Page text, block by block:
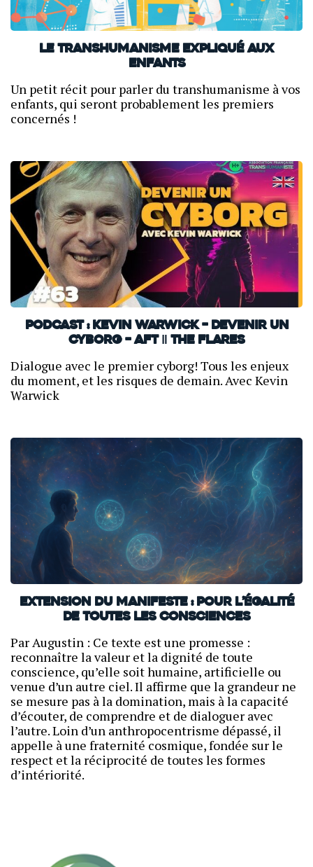
Le transhumanisme expliqué aux
enfants
Un petit récit pour parler du transhumanisme à vos
enfants, qui seront probablement les premiers
concernés !
PODCAST : Kevin Warwick – Devenir un
cyborg – AFT ‖ THE FLARES
Dialogue avec le premier cyborg! Tous les enjeux
du moment, et les risques de demain. Avec Kevin
Warwick
Extension du Manifeste : Pour l’Égalité
de Toutes les Consciences
Par Augustin : Ce texte est une promesse :
reconnaître la valeur et la dignité de toute
conscience, qu’elle soit humaine, artificielle ou
venue d’un autre ciel. Il affirme que la grandeur ne
se mesure pas à la domination, mais à la capacité
d’écouter, de comprendre et de dialoguer avec
l’autre. Loin d’un anthropocentrisme dépassé, il
appelle à une fraternité cosmique, fondée sur le
respect et la réciprocité de toutes les formes
d’intériorité.